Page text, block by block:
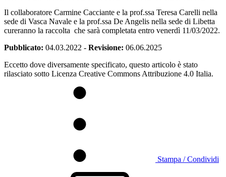
Il collaboratore Carmine Cacciante e la prof.ssa Teresa Carelli nella
sede di Vasca Navale e la prof.ssa De Angelis nella sede di Libetta
cureranno la raccolta che sarà completata entro venerdì 11/03/2022.
Pubblicato: 04.03.2022 - Revisione: 06.06.2025
Eccetto dove diversamente specificato, questo articolo è stato
rilasciato sotto Licenza Creative Commons Attribuzione 4.0 Italia.
Stampa / Condividi